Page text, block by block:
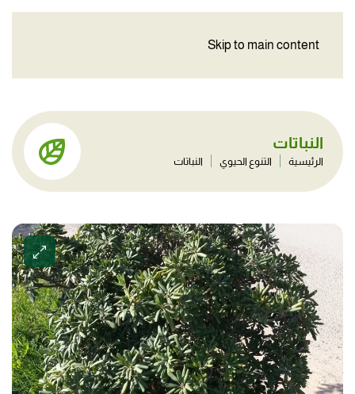
Skip to main content
النباتات
الرئيسية التنوع الحيوي النباتات